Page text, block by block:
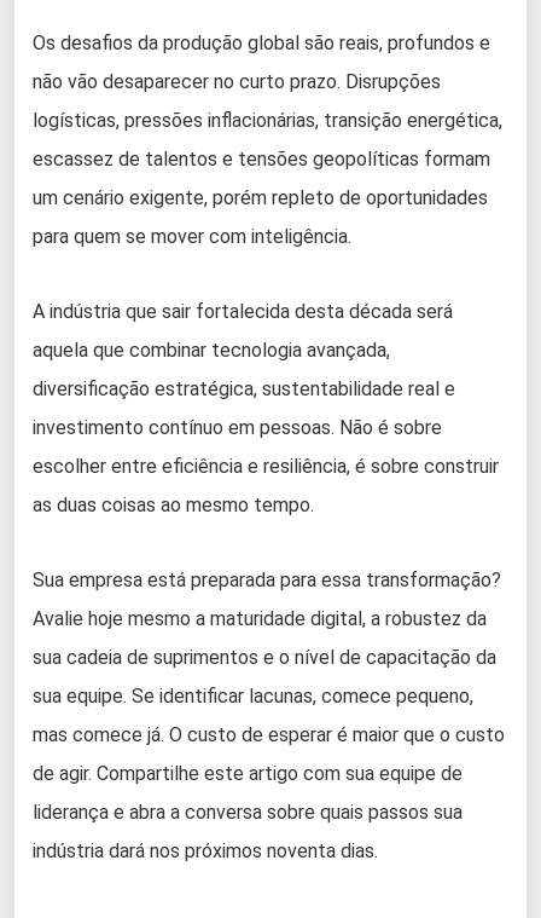
Os desafios da produção global são reais, profundos e
não vão desaparecer no curto prazo. Disrupções
logísticas, pressões inflacionárias, transição energética,
escassez de talentos e tensões geopolíticas formam
um cenário exigente, porém repleto de oportunidades
para quem se mover com inteligência.
A indústria que sair fortalecida desta década será
aquela que combinar tecnologia avançada,
diversificação estratégica, sustentabilidade real e
investimento contínuo em pessoas. Não é sobre
escolher entre eficiência e resiliência, é sobre construir
as duas coisas ao mesmo tempo.
Sua empresa está preparada para essa transformação?
Avalie hoje mesmo a maturidade digital, a robustez da
sua cadeia de suprimentos e o nível de capacitação da
sua equipe. Se identificar lacunas, comece pequeno,
mas comece já. O custo de esperar é maior que o custo
de agir. Compartilhe este artigo com sua equipe de
liderança e abra a conversa sobre quais passos sua
indústria dará nos próximos noventa dias.